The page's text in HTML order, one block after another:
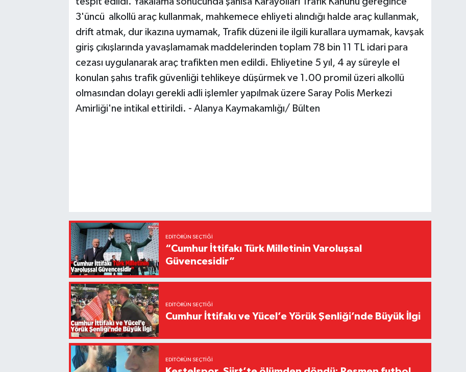
3'üncü alkollü araç kullanmak, mahkemece ehliyeti alındığı halde araç kullanmak,
drift atmak, dur ikazına uymamak, Trafik düzeni ile ilgili kurallara uymamak, kavşak
giriş çıkışlarında yavaşlamamak maddelerinden toplam 78 bin 11 TL idari para
cezası uygulanarak araç trafikten men edildi. Ehliyetine 5 yıl, 4 ay süreyle el
konulan şahıs trafik güvenliği tehlikeye düşürmek ve 1.00 promil üzeri alkollü
olmasından dolayı gerekli adli işlemler yapılmak üzere Saray Polis Merkezi
Amirliği'ne intikal ettirildi. - Alanya Kaymakamlığı/ Bülten
EDITÖRÜN SEÇTIĞI
“Cumhur İttifakı Türk Milletinin Varoluşsal
Güvencesidir”
EDITÖRÜN SEÇTIĞI
Cumhur İttifakı ve Yücel’e Yörük Şenliği’nde Büyük İlgi
EDITÖRÜN SEÇTIĞI